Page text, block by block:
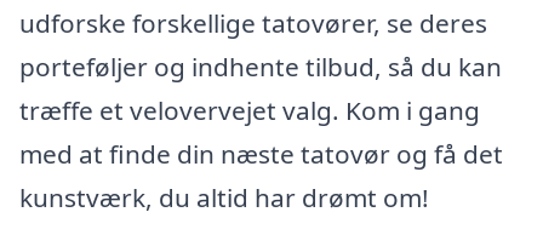
udforske forskellige tatovører, se deres
porteføljer og indhente tilbud, så du kan
træffe et velovervejet valg. Kom i gang
med at finde din næste tatovør og få det
kunstværk, du altid har drømt om!